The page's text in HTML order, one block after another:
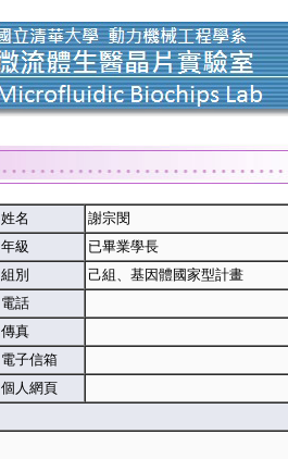
姓名
謝宗閔
年級
已畢業學長
組別
己組、基因體國家型計畫
電話
傳真
電子信箱
個人網頁